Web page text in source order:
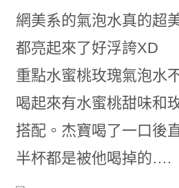
網美系的氣泡水真的超
都亮起來了好浮誇XD
重點水蜜桃玫瑰氣泡水
喝起來有水蜜桃甜味和
搭配。杰寶喝了一口後
半杯都是被他喝掉的….